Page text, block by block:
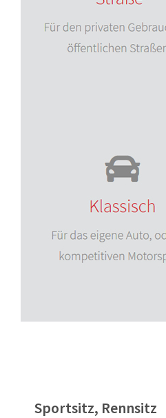
Sportsitz, Rennsitz